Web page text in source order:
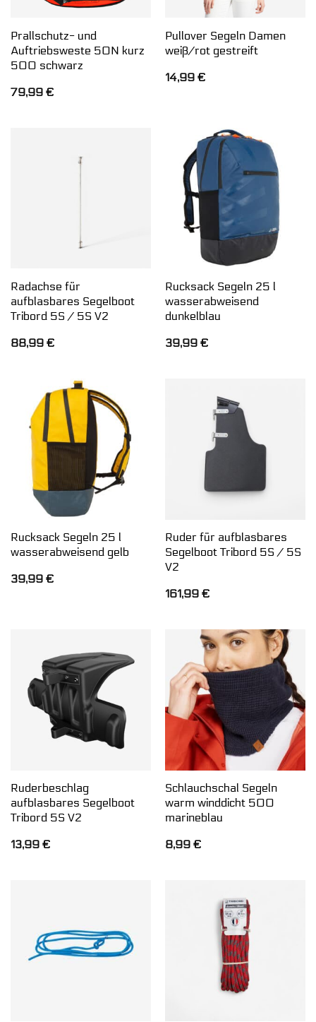
Prallschutz- und
Auftriebsweste 50N kurz
500 schwarz
79,99 €
Pullover Segeln Damen
weiß/rot gestreift
14,99 €
Radachse für
aufblasbares Segelboot
Tribord 5S / 5S V2
88,99 €
Rucksack Segeln 25 l
wasserabweisend
dunkelblau
39,99 €
Rucksack Segeln 25 l
wasserabweisend gelb
39,99 €
Ruder für aufblasbares
Segelboot Tribord 5S / 5S
V2
161,99 €
Ruderbeschlag
aufblasbares Segelboot
Tribord 5S V2
13,99 €
Schlauchschal Segeln
warm winddicht 500
marineblau
8,99 €